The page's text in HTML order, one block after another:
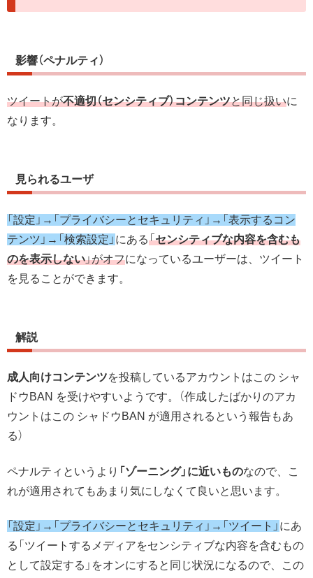
影響（ペナルティ）
ツイートが不適切（センシティブ）コンテンツと同じ扱いに
なります。
見られるユーザ
「設定」→「プライバシーとセキュリティ」→「表示するコン
テンツ」→「検索設定」 にある「センシティブな内容を含むも
のを表示しない」がオフになっているユーザーは、ツイート
を見ることができます。
解説
成人向けコンテンツを投稿しているアカウントはこの シャ
ドウBAN を受けやすいようです。（作成したばかりのアカ
ウントはこの シャドウBAN が適用されるという報告もあ
る）
ペナルティというより 「ゾーニング」に近いものなので、こ
れが適用されてもあまり気にしなくて良いと思います。
「設定」→「プライバシーとセキュリティ」→「ツイート」 にあ
る「ツイートするメディアをセンシティブな内容を含むもの
として設定する」をオンにすると同じ状況になるので、この